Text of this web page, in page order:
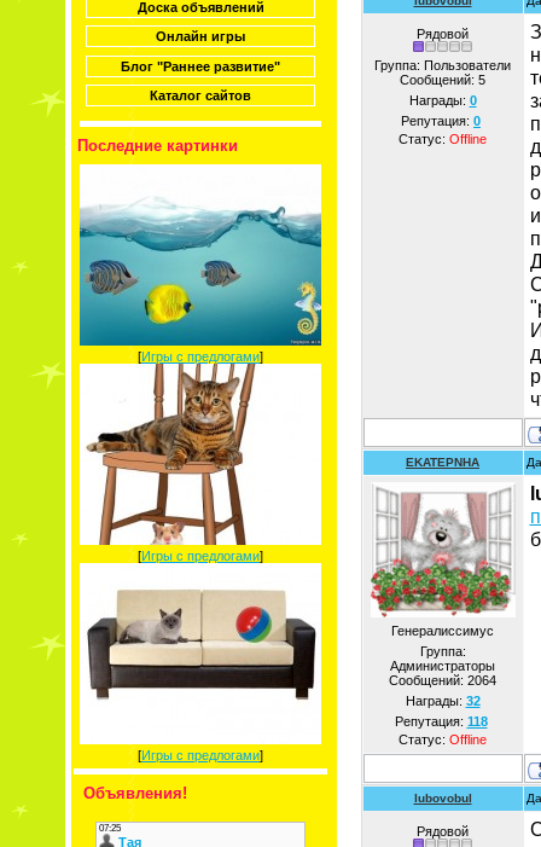
Доска объявлений
Онлайн игры
Блог "Раннее развитие"
Каталог сайтов
Последние картинки
[Игры с предлогами]
[Игры с предлогами]
[Игры с предлогами]
Объявления!
Рядовой
Группа: Пользователи
Сообщений: 5
Награды: 0
Репутация: 0
Статус: Offline
EKATEPNHA
Генералиссимус
Группа:
Администраторы
Сообщений: 2064
Награды: 32
Репутация: 118
Статус: Offline
lubovobul
Рядовой